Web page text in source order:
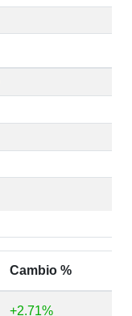
Cambio %
+2.71%